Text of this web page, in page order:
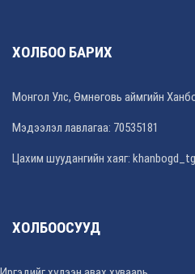
ХОЛБОО БАРИХ
Монгол Улс, Өмнөговь аймгийн
Мэдээлэл лавлагаа: 70535181
Цахим шуудангийн хаяг:
ХОЛБООСУУД